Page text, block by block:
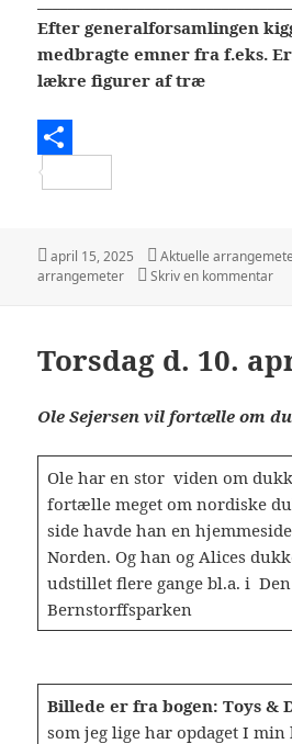
Efter generalforsamlingen
medbragte emner fra f.eks.
lækre figurer af træ
r
Udgivet
i
april 15, 2025 Kategorier
Aktuelle
arrangemeter
Skriv en kommentartil
Torsdag d. 10.
Ole Sejersen vil fortælle om
Ole har en stor viden om
fortælle meget om nordiske
side havde han en
Norden. Og han og Alices
udstillet flere gange bl.a. i
Bernstorffsparken
Billede er fra bogen: Toys &
som jeg lige har opdaget I min